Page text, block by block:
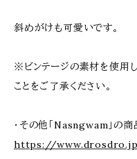
斜めがけも可愛いです。
※ビンテージの素材を使用
ことをご了承ください。
・その他「Nasngwam」の商
https://